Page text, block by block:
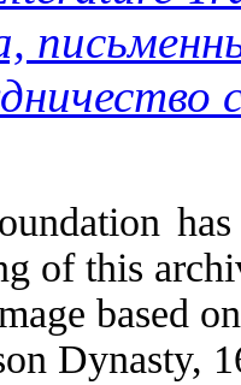
of this
based
Dynasty,